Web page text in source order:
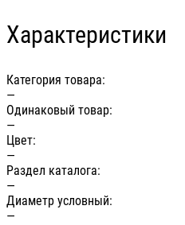
Характеристики
Категория товара:
—
Одинаковый товар:
—
Цвет:
—
Раздел каталога:
—
Диаметр условный:
—